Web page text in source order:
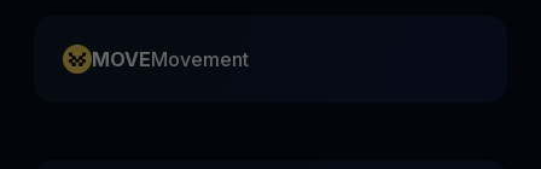
MOVEMovement